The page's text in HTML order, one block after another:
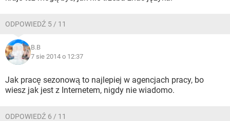
ODPOWIEDŹ 5 / 11
B.B
7 sie 2014 o 12:37
Jak pracę sezonową to najlepiej w agencjach pracy, bo
wiesz jak jest z Internetem, nigdy nie wiadomo.
ODPOWIEDŹ 6 / 11